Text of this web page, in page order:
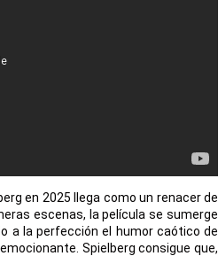
en 2025 llega como un renacer de
escenas, la película se sumerge
a la perfección el humor caótico de
Spielberg consigue que,